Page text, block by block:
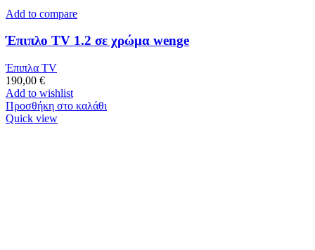
Add to compare
Έπιπλο TV 1.2 σε χρώμα wenge
Έπιπλα TV
190,00 €
Add to wishlist
Προσθήκη στο καλάθι
Quick view